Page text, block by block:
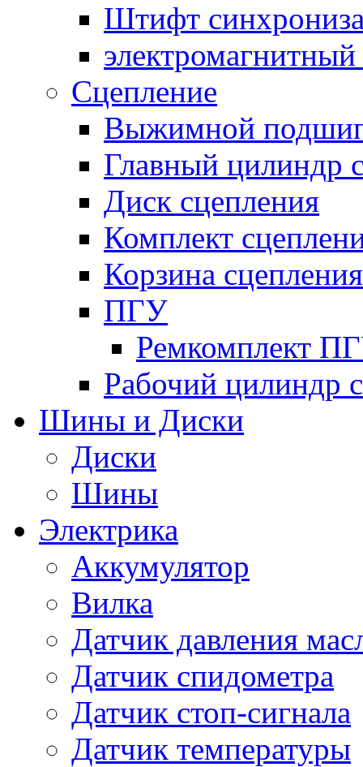
Штифт
электромагнитный
Сцепление
Выжимной
Главный цилиндр
Диск сцепления
Комплект
Корзина сцепления
ПГУ
Ремкомплект
Рабочий цилиндр
Шины и Диски
Диски
Шины
Электрика
Аккумулятор
Вилка
Датчик давления
Датчик спидометра
Датчик стоп-сигнала
Датчик температуры